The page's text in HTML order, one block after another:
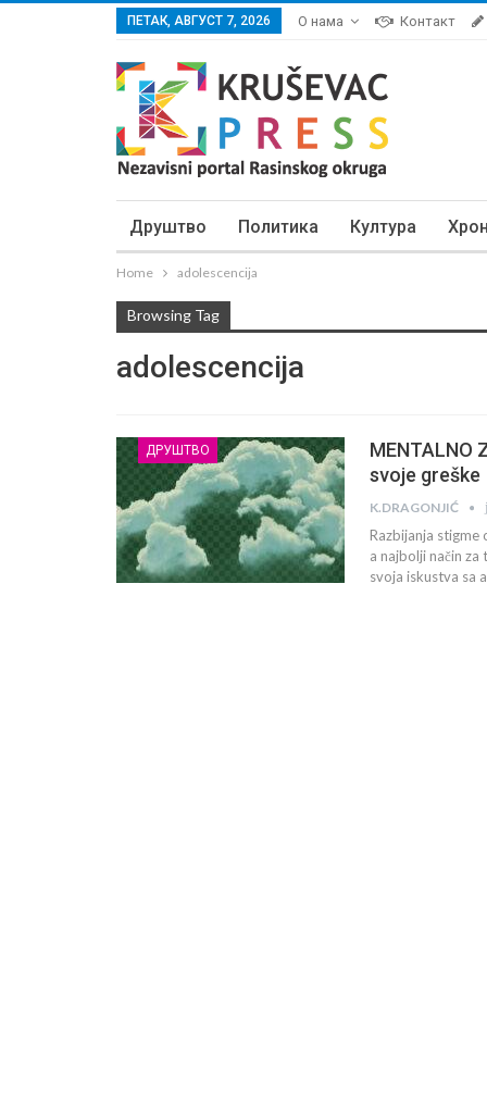
ПЕТАК, АВГУСТ 7, 2026 О нама Контакт
Друштво Политика Култура
Home adolescencija
Browsing Tag
adolescencija
ДРУШТВО
MENTALNO
svoje greške
K.DRAGONJIĆ
Razbijanja
a najbolji način
svoja iskustva sa